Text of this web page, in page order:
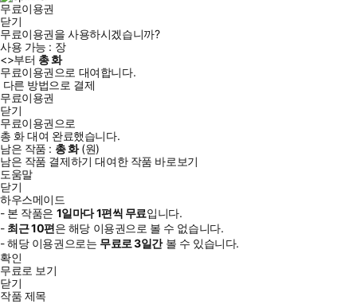
무료이용권
닫기
무료이용권을 사용하시겠습니까?
사용 가능 : 장
<>부터 총화
무료이용권으로 대여합니다.
다른 방법으로 결제
무료이용권
닫기
무료이용권으로
총 화대여 완료했습니다.
남은 작품 : 총화(원)
남은 작품 결제하기 대여한 작품 바로보기
도움말
닫기
하우스메이드
- 본 작품은 1일마다1편씩 무료입니다.
- 최근10편은 해당 이용권으로 볼 수 없습니다.
- 해당 이용권으로는 무료로3일간볼 수 있습니다.
확인
무료로 보기
닫기
작품 제목